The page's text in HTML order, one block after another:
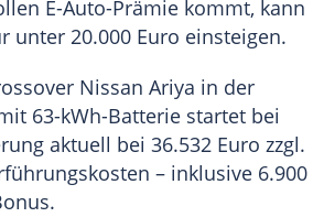
E-Auto-Prämie kommt, kann
unter 20.000 Euro einsteigen.
Nissan Ariya in der
63-kWh-Batterie startet bei
aktuell bei 36.532 Euro zzgl.
– inklusive 6.900